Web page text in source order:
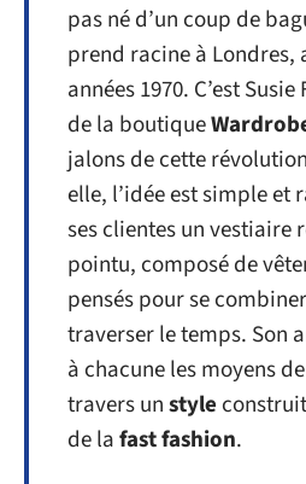
pas né d’un coup de
prend racine à Londres,
années 1970. C’est
de la boutique
jalons de cette
elle, l’idée est simple et
ses clientes un vestiaire
pointu, composé de
pensés pour se
traverser le temps. Son
à chacune les moyens
travers unstyle
de lafast fashion.